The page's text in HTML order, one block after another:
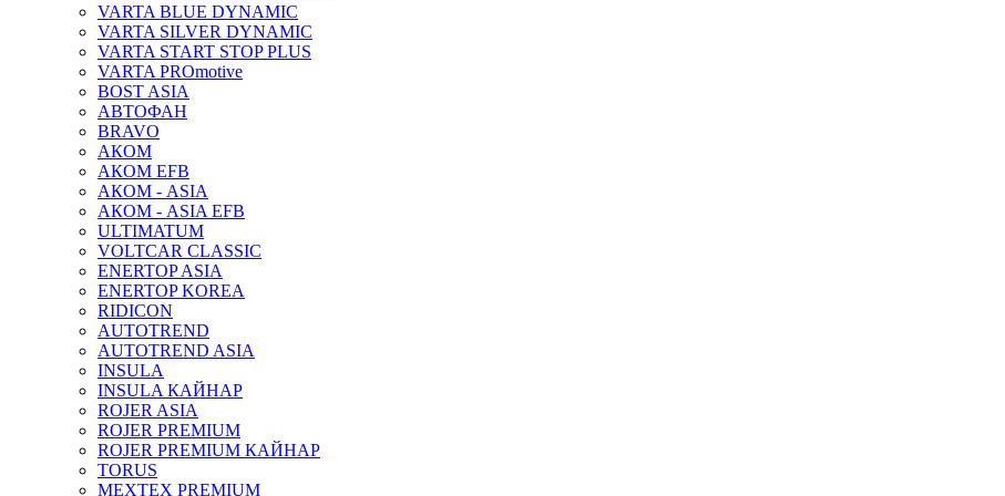
VARTA BLUE DYNAMIC
VARTA SILVER DYNAMIC
VARTA START STOP PLUS
VARTA PROmotive
BOST ASIA
АВТОФАН
BRAVO
АКОМ
АКОМ EFB
АКОМ - ASIA
АКОМ - ASIA EFB
ULTIMATUM
VOLTCAR CLASSIC
ENERTOP ASIA
ENERTOP KOREA
RIDICON
AUTOTREND
AUTOTREND ASIA
INSULA
INSULA КАЙНАР
ROJER ASIA
ROJER PREMIUM
ROJER PREMIUM КАЙНАР
TORUS
MEXTEX PREMIUM